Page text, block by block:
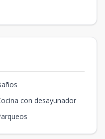
con desayunador